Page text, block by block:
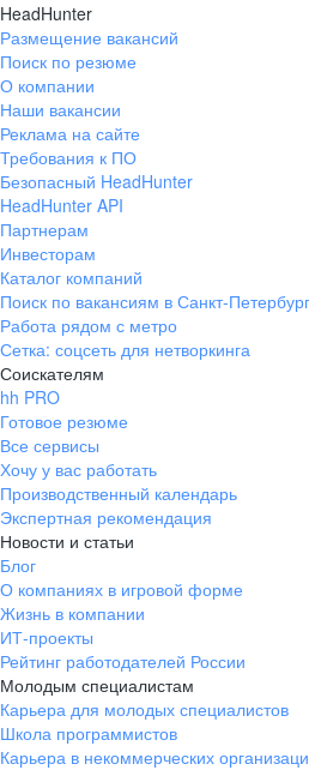
HeadHunter
Размещение вакансий
Поиск по резюме
О компании
Наши вакансии
Реклама на сайте
Требования к ПО
Безопасный HeadHunter
HeadHunter API
Партнерам
Инвесторам
Каталог компаний
Поиск по вакансиям в Санкт-
Работа рядом с метро
Сетка: соцсеть для нетворкинга
Соискателям
hh PRO
Готовое резюме
Все сервисы
Хочу у вас работать
Производственный календарь
Экспертная рекомендация
Новости и статьи
Блог
О компаниях в игровой форме
Жизнь в компании
ИТ-проекты
Рейтинг работодателей России
Молодым специалистам
Карьера для молодых специалистов
Школа программистов
Карьера в некоммерческих